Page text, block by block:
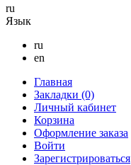
ru
Язык
ru
en
Главная
Закладки (0)
Личный кабинет
Корзина
Оформление заказа
Войти
Зарегистрироваться